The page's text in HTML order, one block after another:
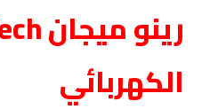
الكهربائي